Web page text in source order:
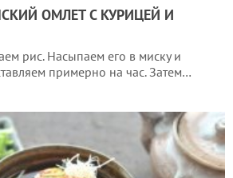
ОМЛЕТ С КУРИЦЕЙ И
рис. Насыпаем его в миску и
примерно на час. Затем…